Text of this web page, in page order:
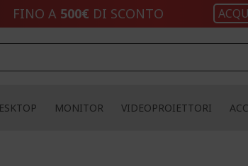
FINO A 500€ DI SCONTO
MONITOR VIDEOPROIETTORI